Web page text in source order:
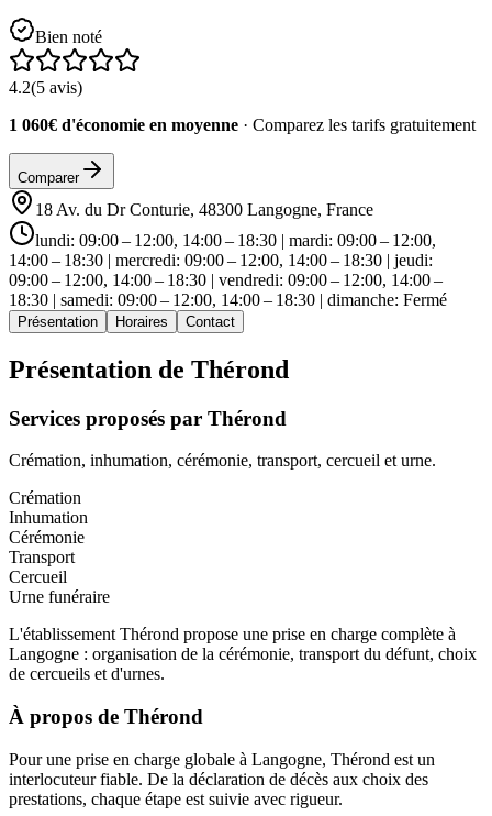
Bien noté
4.2(5 avis)
1 060€ d'économie en moyenne · Comparez les tarifs gratuitement
Comparer
18 Av. du Dr Conturie, 48300 Langogne, France
lundi: 09:00 – 12:00, 14:00 – 18:30 | mardi: 09:00 – 12:00,
14:00 – 18:30 | mercredi: 09:00 – 12:00, 14:00 – 18:30 | jeudi:
09:00 – 12:00, 14:00 – 18:30 | vendredi: 09:00 – 12:00, 14:00 –
18:30 | samedi: 09:00 – 12:00, 14:00 – 18:30 | dimanche: Fermé
Présentation Horaires Contact
Présentation de Thérond
Services proposés par Thérond
Crémation, inhumation, cérémonie, transport, cercueil et urne.
Crémation
Inhumation
Cérémonie
Transport
Cercueil
Urne funéraire
L'établissement Thérond propose une prise en charge complète à
Langogne : organisation de la cérémonie, transport du défunt, choix
de cercueils et d'urnes.
À propos de Thérond
Pour une prise en charge globale à Langogne, Thérond est un
interlocuteur fiable. De la déclaration de décès aux choix des
prestations, chaque étape est suivie avec rigueur.